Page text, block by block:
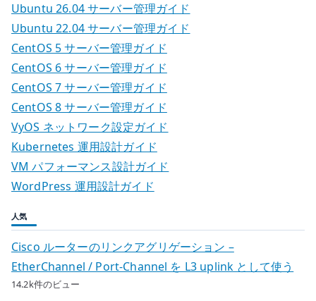
Ubuntu 26.04 サーバー管理ガイド
Ubuntu 22.04 サーバー管理ガイド
CentOS 5 サーバー管理ガイド
CentOS 6 サーバー管理ガイド
CentOS 7 サーバー管理ガイド
CentOS 8 サーバー管理ガイド
VyOS ネットワーク設定ガイド
Kubernetes 運用設計ガイド
VM パフォーマンス設計ガイド
WordPress 運用設計ガイド
人気
Cisco ルーターのリンクアグリゲーション –
EtherChannel / Port-Channel を L3 uplink として使う
14.2k件のビュー